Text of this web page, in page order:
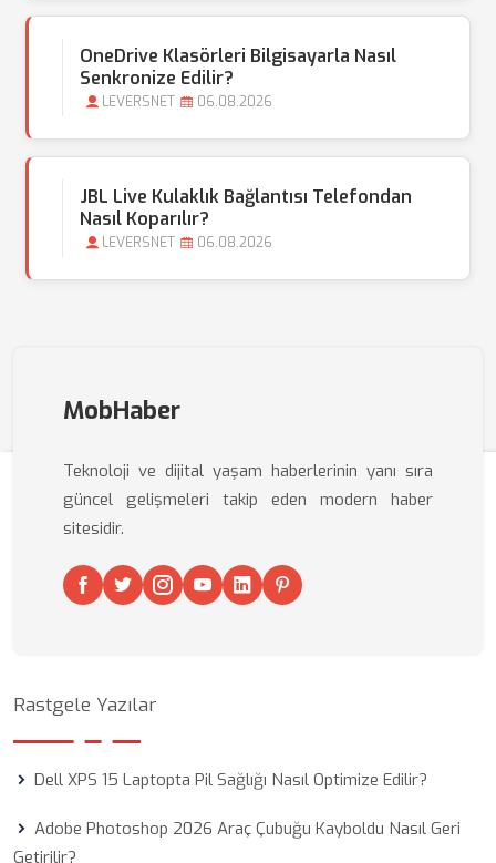
OneDrive Klasörleri Bilgisayarla Nasıl
Senkronize Edilir?
LEVERSNET 06.08.2026
JBL Live Kulaklık Bağlantısı Telefondan
Nasıl Koparılır?
LEVERSNET 06.08.2026
MobHaber
Teknoloji ve dijital yaşam haberlerinin yanı sıra
güncel gelişmeleri takip eden modern haber
sitesidir.
Rastgele Yazılar
Dell XPS 15 Laptopta Pil Sağlığı Nasıl Optimize Edilir?
Adobe Photoshop 2026 Araç Çubuğu Kayboldu Nasıl Geri
Getirilir?